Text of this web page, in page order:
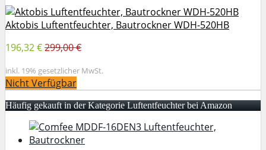
Aktobis Luftentfeuchter, Bautrockner WDH-520HB
196,32 €299,00 €
inkl. 19% gesetzlicher MwSt.
Nicht Verfügbar
Häufig gekauft in der Kategorie Luftentfeuchter bei Amazon